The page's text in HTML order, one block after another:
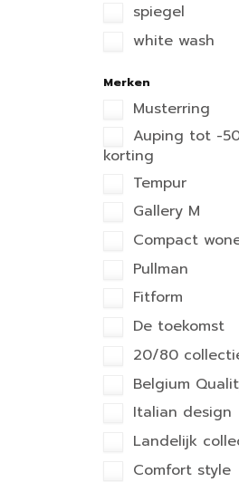
spiegel
white wash
Merken
Musterring
Auping tot -
korting
Tempur
Gallery M
Compact
Pullman
Fitform
De toekomst
20/80
Belgium
Italian design
Landelijk
Comfort style